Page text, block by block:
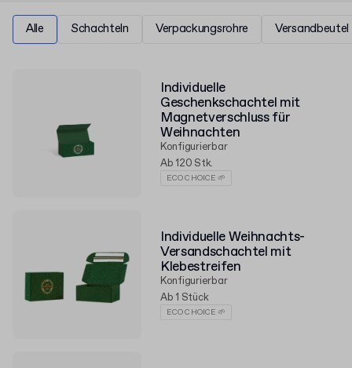
Ihrem Logo bedrucken und bereits in kleinen
Stückzahlen bestellen können. Schützen Sie Ihre
Produkte mit passgenauen Verpackungslösungen.
Alle Schachteln Verpackungsrohre Versandbeutel
Individuelle
Geschenkschachtel mit
Magnetverschluss für
Weihnachten
Konfigurierbar
Ab 120 Stk.
ECO CHOICE 🌱
Individuelle Weihnachts-
Versandschachtel mit
Klebestreifen
Konfigurierbar
Ab 1 Stück
ECO CHOICE 🌱